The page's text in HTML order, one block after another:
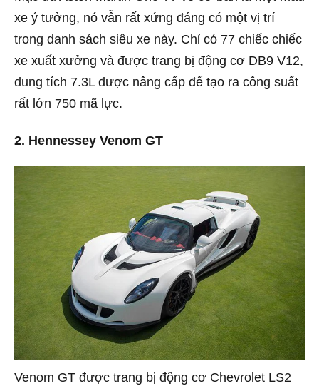
xe ý tưởng, nó vẫn rất xứng đáng có một vị trí
trong danh sách siêu xe này. Chỉ có 77 chiếc chiếc
xe xuất xưởng và được trang bị động cơ DB9 V12,
dung tích 7.3L được nâng cấp để tạo ra công suất
rất lớn 750 mã lực.
2. Hennessey Venom GT
Venom GT được trang bị động cơ Chevrolet LS2